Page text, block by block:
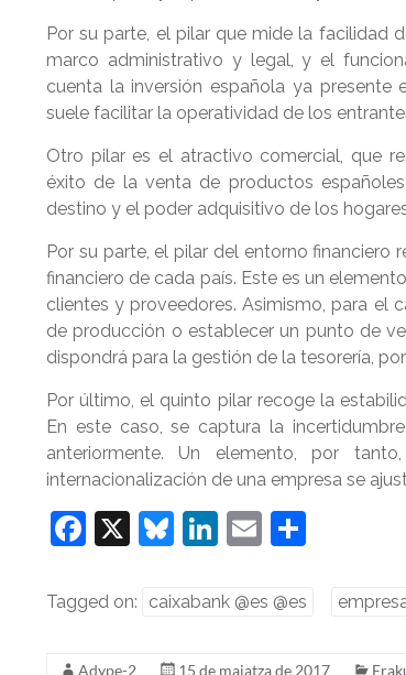
Por su parte, el pilar que mide la facilidad
marco administrativo y legal, y el
cuenta la inversión española ya presente
suele facilitar la operatividad de los
Otro pilar es el atractivo comercial, que
éxito de la venta de productos
destino y el poder adquisitivo de los
Por su parte, el pilar del entorno
financiero de cada país. Este es un
clientes y proveedores. Asimismo, para el
de producción o establecer un punto de
dispondrá para la gestión de la tesorería,
Por último, el quinto pilar recoge la
En este caso, se captura la
anteriormente. Un elemento, por
internacionalización de una empresa se
F
c
X
Bl
e
Li
k
E
ai
Tagged on: caixabank @es @es
Adype-2 15 de maiatza de 2017